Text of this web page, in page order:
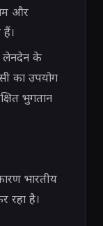
और
हैं।
लेनदेन के
का उपयोग
भुगतान
भारतीय
रहा है।